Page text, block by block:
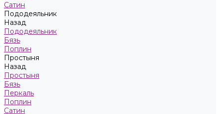
Сатин
Пододеяльник
Назад
Пододеяльник
Бязь
Поплин
Простыня
Назад
Простыня
Бязь
Перкаль
Поплин
Сатин